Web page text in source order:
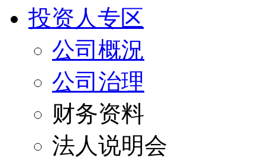
投资人专区
公司概況
公司治理
财务资料
法人说明会